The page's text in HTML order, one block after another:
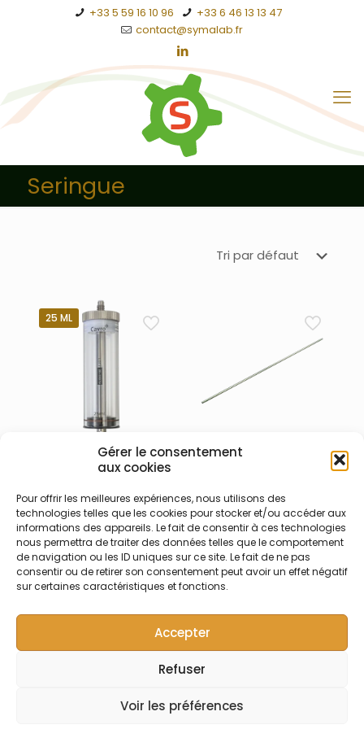
Gérer le consentement
aux cookies
Pour offrir les meilleures expériences, nous utilisons des
technologies telles que les cookies pour stocker et/ou accéder aux
informations des appareils. Le fait de consentir à ces technologies
nous permettra de traiter des données telles que le comportement
de navigation ou les ID uniques sur ce site. Le fait de ne pas
consentir ou de retirer son consentement peut avoir un effet négatif
sur certaines caractéristiques et fonctions.
Accepter
Refuser
Voir les préférences
+33 5 59 16 10 96
+33 6 46 13 13 47
contact@symalab.fr
Seringue
25 ML
700-022-001 – Seringue
(Cetac)
Seringue de dilution en
quartz 25 mL pour station
de préparation APS-7450V
et APS-7650G Teledyne
Labs (Cetac)
Teledyne Labs (Cetac)
Tube en acier inoxydable
inox 18″ (45,7 mm) pour
rinsage/diluant – APS-
7450C et APS-7650G
Teledyne Labs (Cetac)